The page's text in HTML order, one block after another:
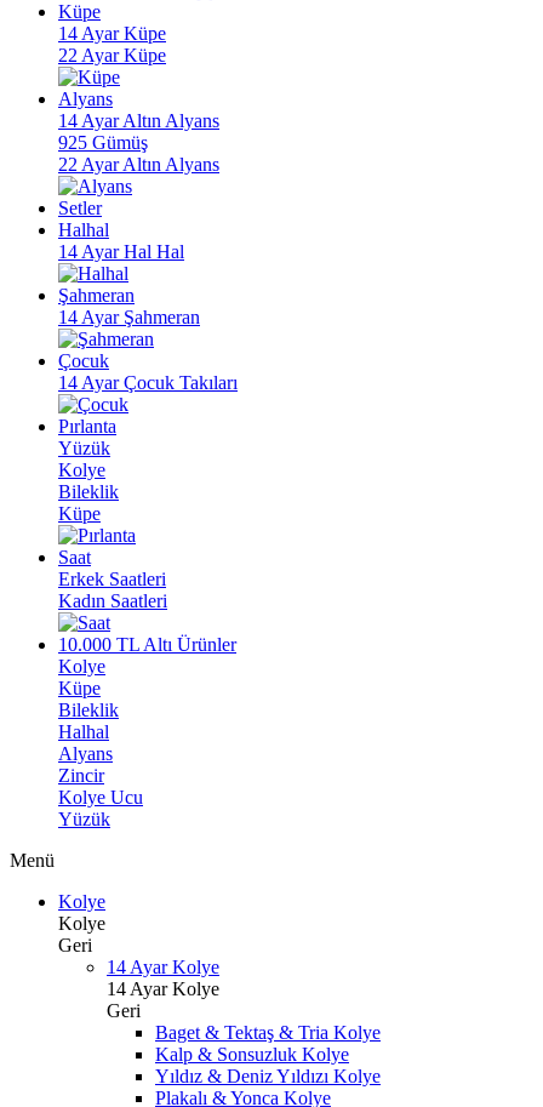
Küpe
14 Ayar Küpe
22 Ayar Küpe
Alyans
14 Ayar Altın Alyans
925 Gümüş
22 Ayar Altın Alyans
Setler
Halhal
14 Ayar Hal Hal
Şahmeran
14 Ayar Şahmeran
Çocuk
14 Ayar Çocuk Takıları
Pırlanta
Yüzük
Kolye
Bileklik
Küpe
Saat
Erkek Saatleri
Kadın Saatleri
10.000 TL Altı Ürünler
Kolye
Küpe
Bileklik
Halhal
Alyans
Zincir
Kolye Ucu
Yüzük
Menü
Kolye
Kolye
Geri
14 Ayar Kolye
14 Ayar Kolye
Geri
Baget & Tektaş & Tria Kolye
Kalp & Sonsuzluk Kolye
Yıldız & Deniz Yıldızı Kolye
Plakalı & Yonca Kolye